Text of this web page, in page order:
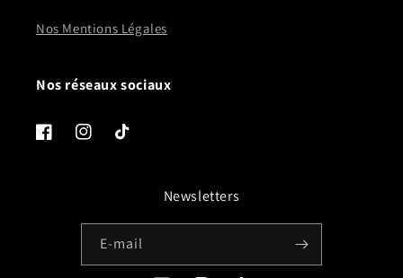
Nos Mentions Légales
Nos réseaux sociaux
FacebookInstagramTikTok
Newsletters
E-mail